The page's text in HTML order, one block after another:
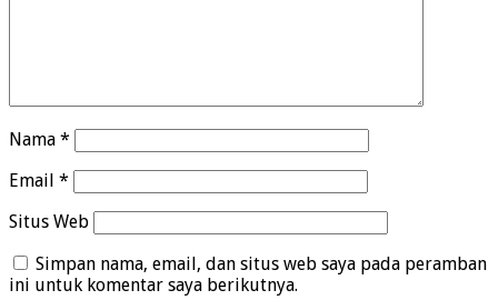
Nama *
Email *
Situs Web
Simpan nama, email, dan situs web saya pada peramban
ini untuk komentar saya berikutnya.